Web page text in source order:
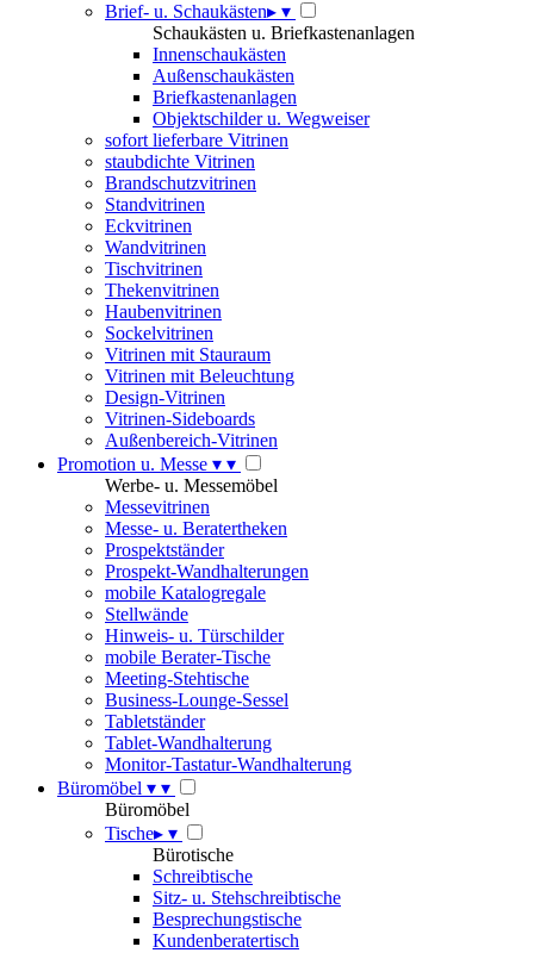
Brief- u. Schaukästen▸ ▾
Schaukästen u. Briefkastenanlagen
Innenschaukästen
Außenschaukästen
Briefkastenanlagen
Objektschilder u. Wegweiser
sofort lieferbare Vitrinen
staubdichte Vitrinen
Brandschutzvitrinen
Standvitrinen
Eckvitrinen
Wandvitrinen
Tischvitrinen
Thekenvitrinen
Haubenvitrinen
Sockelvitrinen
Vitrinen mit Stauraum
Vitrinen mit Beleuchtung
Design-Vitrinen
Vitrinen-Sideboards
Außenbereich-Vitrinen
Promotion u. Messe ▾ ▾
Werbe- u. Messemöbel
Messevitrinen
Messe- u. Beratertheken
Prospektständer
Prospekt-Wandhalterungen
mobile Katalogregale
Stellwände
Hinweis- u. Türschilder
mobile Berater-Tische
Meeting-Stehtische
Business-Lounge-Sessel
Tabletständer
Tablet-Wandhalterung
Monitor-Tastatur-Wandhalterung
Büromöbel ▾ ▾
Büromöbel
Tische▸ ▾
Bürotische
Schreibtische
Sitz- u. Stehschreibtische
Besprechungstische
Kundenberatertisch